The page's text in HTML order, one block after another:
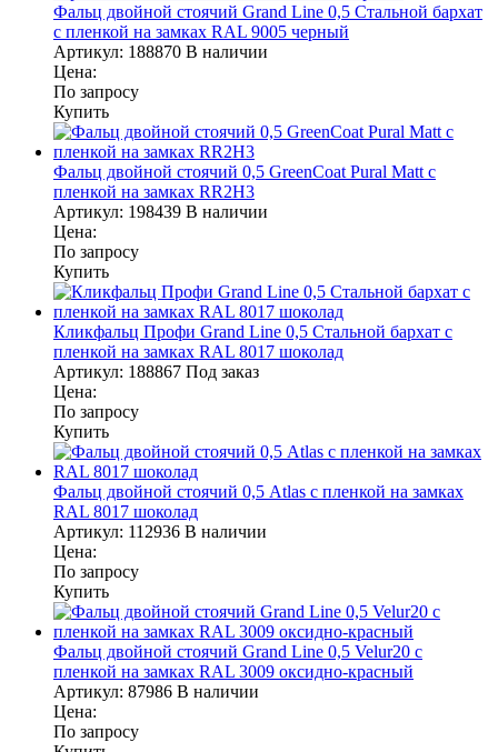
Фальц двойной стоячий Grand Line 0,5 Стальной бархат
с пленкой на замках RAL 9005 черный
Артикул: 188870 В наличии
Цена:
По запросу
Купить
Фальц двойной стоячий 0,5 GreenCoat Pural Matt с
пленкой на замках RR2Н3
Артикул: 198439 В наличии
Цена:
По запросу
Купить
Кликфальц Профи Grand Line 0,5 Стальной бархат с
пленкой на замках RAL 8017 шоколад
Артикул: 188867 Под заказ
Цена:
По запросу
Купить
Фальц двойной стоячий 0,5 Atlas с пленкой на замках
RAL 8017 шоколад
Артикул: 112936 В наличии
Цена:
По запросу
Купить
Фальц двойной стоячий Grand Line 0,5 Velur20 с
пленкой на замках RAL 3009 оксидно-красный
Артикул: 87986 В наличии
Цена:
По запросу